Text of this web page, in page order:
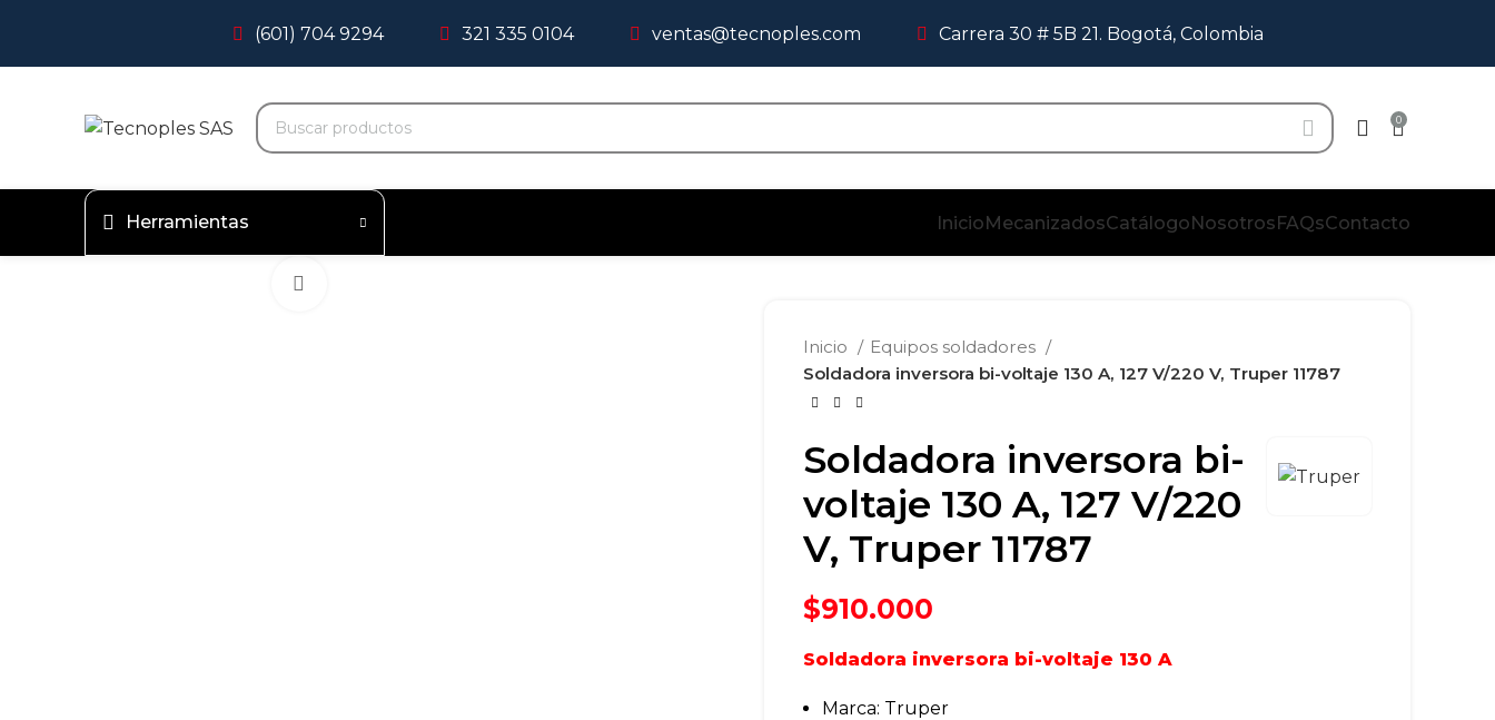
(601) 704 9294 321 335 0104 ventas@tecnoples.com Carrera 30 # 5B 21. Bogotá, Colombia
0
Herramientas InicioMecanizadosCatálogoNosotrosFAQsContacto
Inicio
Equipos soldadores
Soldadora inversora bi-voltaje 130 A, 127 V/220 V, Truper 11787
Soldadora inversora bi-
voltaje 130 A, 127 V/220
V, Truper 11787
$910.000
Soldadora inversora bi-voltaje 130 A
Marca: Truper